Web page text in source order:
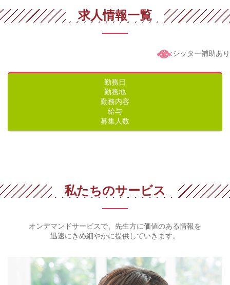
求人情報一覧
:シッター補助あり
勤務日
勤務地
勤務内容
給与
募集人数
私たちのサービス
オンデマンドサービスで、先生方に価値のある情報を
迅速にきめ細やかに提供していきます。